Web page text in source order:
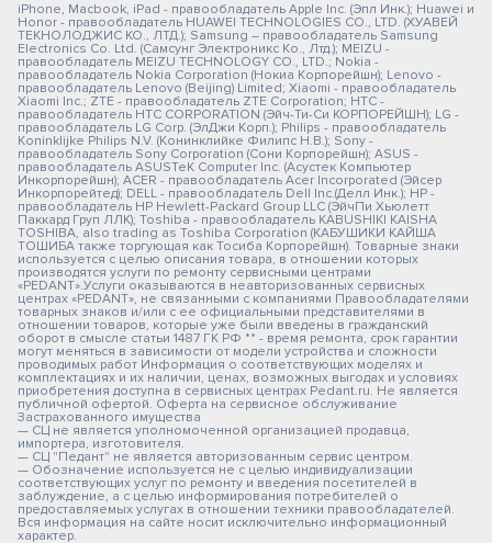
iPhone, Macbook, iPad - правообладатель Apple Inc. (Эпл Инк.); Huawei и
Honor - правообладатель HUAWEI TECHNOLOGIES CO., LTD. (ХУАВЕЙ
ТЕКНОЛОДЖИС КО., ЛТД.); Samsung – правообладатель Samsung
Electronics Co. Ltd. (Самсунг Электроникс Ко., Лтд.); MEIZU -
правообладатель MEIZU TECHNOLOGY CO., LTD.; Nokia -
правообладатель Nokia Corporation (Нокиа Корпорейшн); Lenovo -
правообладатель Lenovo (Beijing) Limited; Xiaomi - правообладатель
Xiaomi Inc.; ZTE - правообладатель ZTE Corporation; HTC -
правообладатель HTC CORPORATION (Эйч-Ти-Си КОРПОРЕЙШН); LG -
правообладатель LG Corp. (ЭлДжи Корп.); Philips - правообладатель
Koninklijke Philips N.V. (Конинклийке Филипс Н.В.); Sony -
правообладатель Sony Corporation (Сони Корпорейшн); ASUS -
правообладатель ASUSTeK Computer Inc. (Асустек Компьютер
Инкорпорейшн); ACER - правообладатель Acer Incorporated (Эйсер
Инкорпорейтед); DELL - правообладатель Dell Inc.(Делл Инк.); HP -
правообладатель HP Hewlett-Packard Group LLC (ЭйчПи Хьюлетт
Паккард Груп ЛЛК); Toshiba - правообладатель KABUSHIKI KAISHA
TOSHIBA, also trading as Toshiba Corporation (КАБУШИКИ КАЙША
ТОШИБА также торгующая как Тосиба Корпорейшн). Товарные знаки
используется с целью описания товара, в отношении которых
производятся услуги по ремонту сервисными центрами
«PEDANT».Услуги оказываются в неавторизованных сервисных
центрах «PEDANT», не связанными с компаниями Правообладателями
товарных знаков и/или с ее официальными представителями в
отношении товаров, которые уже были введены в гражданский
оборот в смысле статьи 1487 ГК РФ ** - время ремонта, срок гарантии
могут меняться в зависимости от модели устройства и сложности
проводимых работ Информация о соответствующих моделях и
комплектациях и их наличии, ценах, возможных выгодах и условиях
приобретения доступна в сервисных центрах Pedant.ru. Не является
публичной офертой. Оферта на сервисное обслуживание
Застрахованного имущества
— СЦ не является уполномоченной организацией продавца,
импортера, изготовителя.
— СЦ "Педант" не является авторизованным сервис центром.
— Обозначение используется не с целью индивидуализации
соответствующих услуг по ремонту и введения посетителей в
заблуждение, а с целью информирования потребителей о
предоставляемых услугах в отношении техники правообладателей.
Вся информация на сайте носит исключительно информационный
характер.